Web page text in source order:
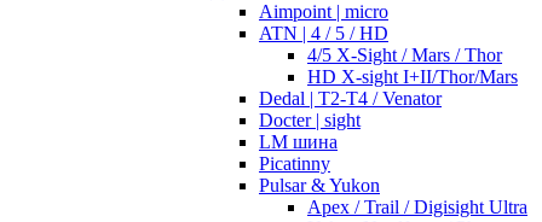
Aimpoint | micro
ATN | 4 / 5 / HD
4/5 X-Sight / Mars / Thor
HD X-sight I+II/Thor/Mars
Dedal | T2-T4 / Venator
Docter | sight
LM шина
Picatinny
Pulsar & Yukon
Apex / Trail / Digisight Ultra